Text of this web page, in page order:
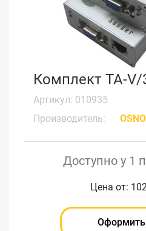
Комплект TA-V/
Артикул: 010935
Производитель:
Доступно у 1
Цена от:
Оформить